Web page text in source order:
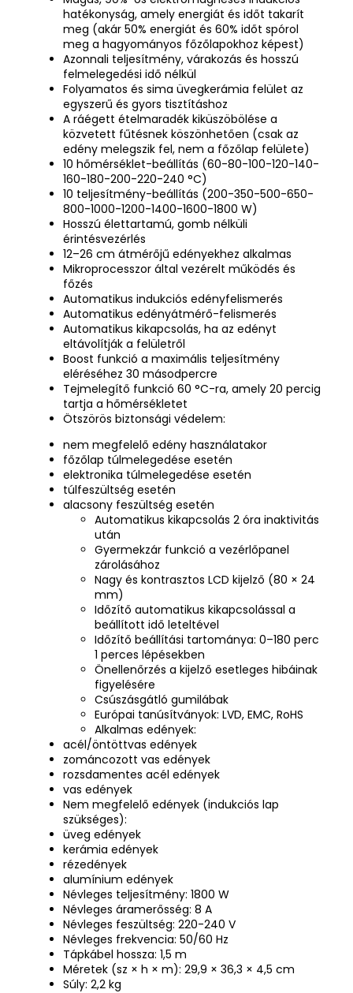
hatékonyság, amely energiát és időt takarít
meg (akár 50% energiát és 60% időt spórol
meg a hagyományos főzőlapokhoz képest)
Azonnali teljesítmény, várakozás és hosszú
felmelegedési idő nélkül
Folyamatos és sima üvegkerámia felület az
egyszerű és gyors tisztításhoz
A ráégett ételmaradék kiküszöbölése a
közvetett fűtésnek köszönhetően (csak az
edény melegszik fel, nem a főzőlap felülete)
10 hőmérséklet-beállítás (60-80-100-120-140-
160-180-200-220-240 °C)
10 teljesítmény-beállítás (200-350-500-650-
800-1000-1200-1400-1600-1800 W)
Hosszú élettartamú, gomb nélküli
érintésvezérlés
12–26 cm átmérőjű edényekhez alkalmas
Mikroprocesszor által vezérelt működés és
főzés
Automatikus indukciós edényfelismerés
Automatikus edényátmérő-felismerés
Automatikus kikapcsolás, ha az edényt
eltávolítják a felületről
Boost funkció a maximális teljesítmény
eléréséhez 30 másodpercre
Tejmelegítő funkció 60 °C-ra, amely 20 percig
tartja a hőmérsékletet
Ötszörös biztonsági védelem:
nem megfelelő edény használatakor
főzőlap túlmelegedése esetén
elektronika túlmelegedése esetén
túlfeszültség esetén
alacsony feszültség esetén
Automatikus kikapcsolás 2 óra inaktivitás
után
Gyermekzár funkció a vezérlőpanel
zárolásához
Nagy és kontrasztos LCD kijelző (80 × 24
mm)
Időzítő automatikus kikapcsolással a
beállított idő leteltével
Időzítő beállítási tartománya: 0–180 perc
1 perces lépésekben
Önellenőrzés a kijelző esetleges hibáinak
figyelésére
Csúszásgátló gumilábak
Európai tanúsítványok: LVD, EMC, RoHS
Alkalmas edények:
acél/öntöttvas edények
zománcozott vas edények
rozsdamentes acél edények
vas edények
Nem megfelelő edények (indukciós lap
szükséges):
üveg edények
kerámia edények
rézedények
alumínium edények
Névleges teljesítmény: 1800 W
Névleges áramerősség: 8 A
Névleges feszültség: 220-240 V
Névleges frekvencia: 50/60 Hz
Tápkábel hossza: 1,5 m
Méretek (sz × h × m): 29,9 × 36,3 × 4,5 cm
Súly: 2,2 kg